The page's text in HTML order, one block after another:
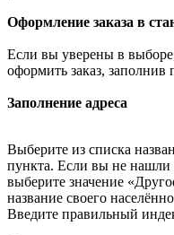
Оформление заказа в
Если вы уверены в
оформить заказ,
Заполнение адреса
Выберите из списка
пункта. Если вы не нашли
выберите значение
название своего
Введите правильный